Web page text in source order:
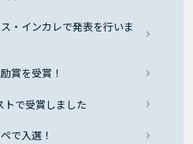
・インカレで発表を行いま
賞を受賞！
トで受賞しました
で入選！